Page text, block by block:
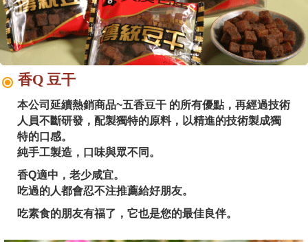
香Q 豆干
本公司延續熱銷商品~五香豆干 的所有優點，再經過技術
人員不斷研發，配製獨特的原料，以精進的技術製成獨
特的口感。
純手工製造，口味與眾不同。
香Q適中，老少咸宜。
吃過的人都會忍不注推薦給好朋友。
吃素食的朋友有福了，它也是您的最佳良伴。